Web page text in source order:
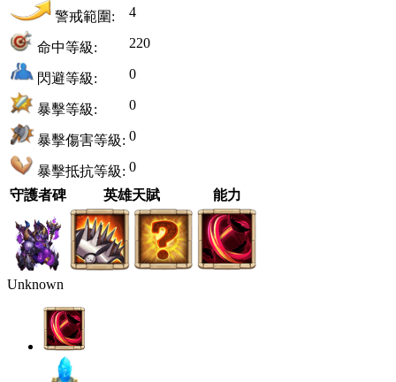
警戒範圍: 4
命中等級: 220
閃避等級: 0
暴擊等級: 0
暴擊傷害等級: 0
暴擊抵抗等級: 0
守護者碑
英雄天賦 能力
Unknown